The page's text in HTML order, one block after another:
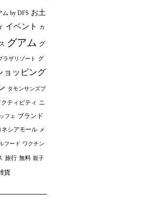
by DFS お土
イベント カ
グアム グ
ラザリゾート グ
ョッピング
タモンサンズプ
ティビティ ニ
フェ ブランド
ネシアモール メ
フード ワクチン
旅行 無料 親子
貨